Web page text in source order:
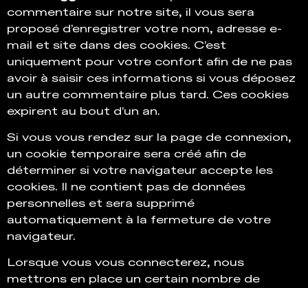
commentaire sur notre site, il vous sera
proposé d’enregistrer votre nom, adresse e-
mail et site dans des cookies. C’est
uniquement pour votre confort afin de ne pas
avoir à saisir ces informations si vous déposez
un autre commentaire plus tard. Ces cookies
expirent au bout d’un an.
Si vous vous rendez sur la page de connexion,
un cookie temporaire sera créé afin de
déterminer si votre navigateur accepte les
cookies. Il ne contient pas de données
personnelles et sera supprimé
automatiquement à la fermeture de votre
navigateur.
Lorsque vous vous connecterez, nous
mettrons en place un certain nombre de